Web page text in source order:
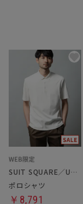
SUIT SQUARE／UNIVERSAL LANGUAGE
ポロシャツ
￥8,791